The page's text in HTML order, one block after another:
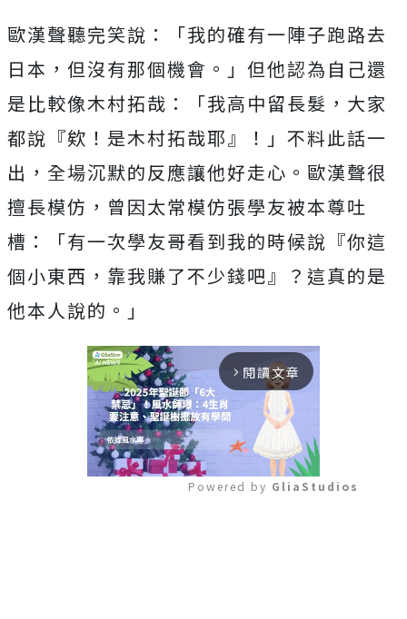
歐漢聲聽完笑說：「我的確有一陣子跑路去
日本，但沒有那個機會。」 但他認為自己還
是比較像木村拓哉：「我高中留長髮，大家
都說『欸！是木村拓哉耶』！」不料此話一
出， 全場沉默的反應讓他好走心。歐漢聲很
擅長模仿， 曾因太常模仿張學友被本尊吐
槽：「有一次學友哥看到我的時候說『你這
個小東西，靠我賺了不少錢吧』？這真的是
他本人說的。」
arrow_forward_ios 閱讀文章
Powered by GliaStudios